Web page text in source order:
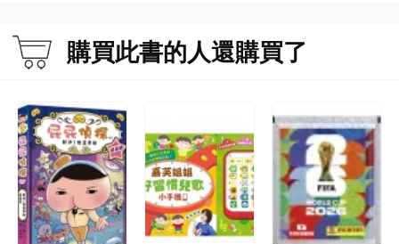
購買此書的人還購買了